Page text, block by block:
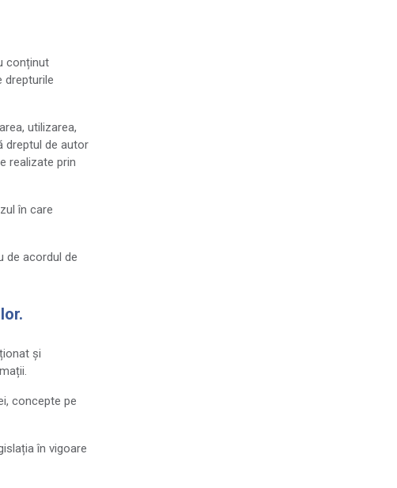
conținut
drepturile
utilizarea,
dreptul de autor
realizate prin
în care
de acordul de
și
concepte pe
în vigoare